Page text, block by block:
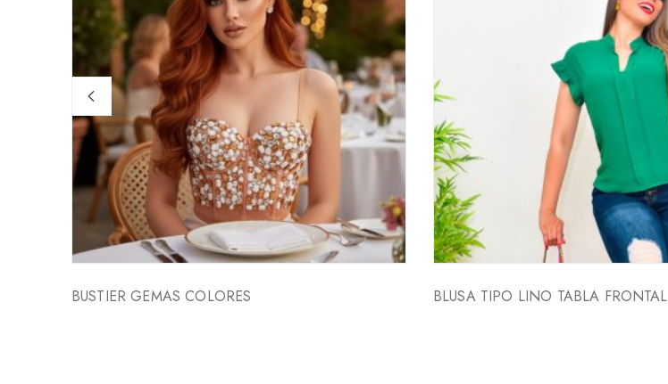
BUSTIER GEMAS COLORES BLUSA TIPO LINO TABLA FRONTAL